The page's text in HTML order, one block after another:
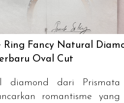
Ring Fancy Natural
Oval Cut
diamond dari Prismata
romantisme yang